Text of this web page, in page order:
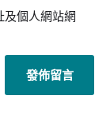
個人網站網